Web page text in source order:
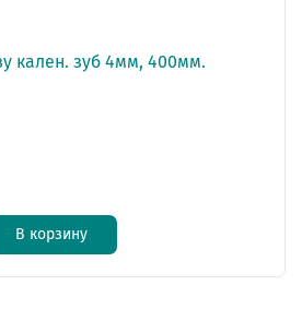
кален. зуб 4мм, 400мм.
В корзину